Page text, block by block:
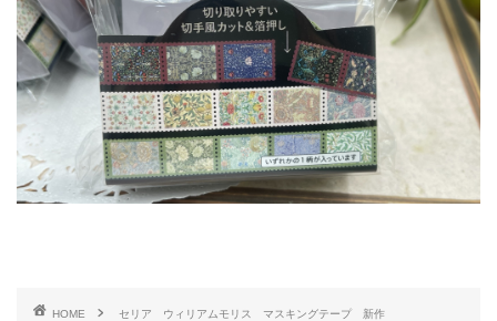
HOME セリア ウィリアムモリス マスキングテープ 新作